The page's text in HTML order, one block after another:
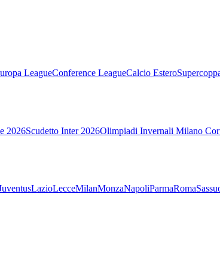
LeagueConference LeagueCalcio Estero
2026Scudetto Inter 2026Olimpiadi Invernali Milano
LazioLecceMilanMonzaNapoliParmaRoma